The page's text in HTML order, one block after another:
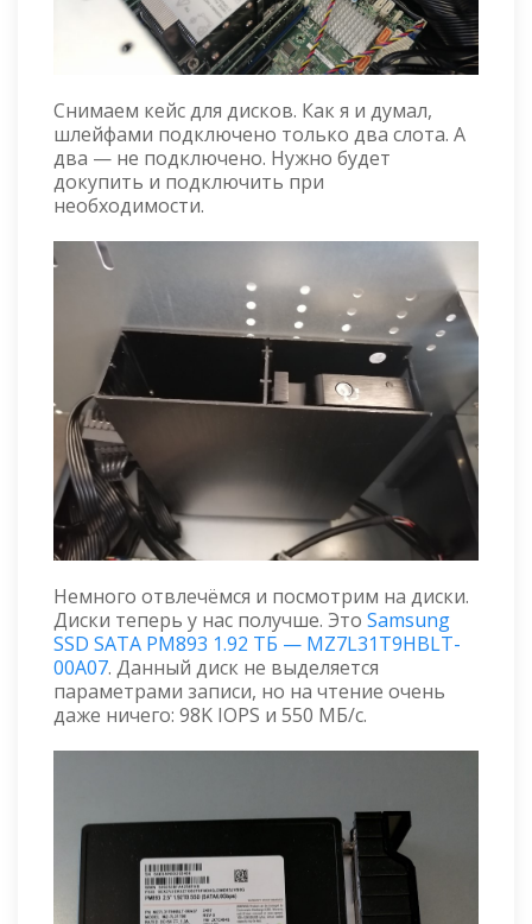
Снимаем кейс для дисков. Как я и думал,
шлейфами подключено только два слота. А
два — не подключено. Нужно будет
докупить и подключить при
необходимости.
Немного отвлечёмся и посмотрим на диски.
Диски теперь у нас получше. Это Samsung
SSD SATA PM893 1.92 ТБ — MZ7L31T9HBLT-
00A07. Данный диск не выделяется
параметрами записи, но на чтение очень
даже ничего: 98K IOPS и 550 МБ/с.